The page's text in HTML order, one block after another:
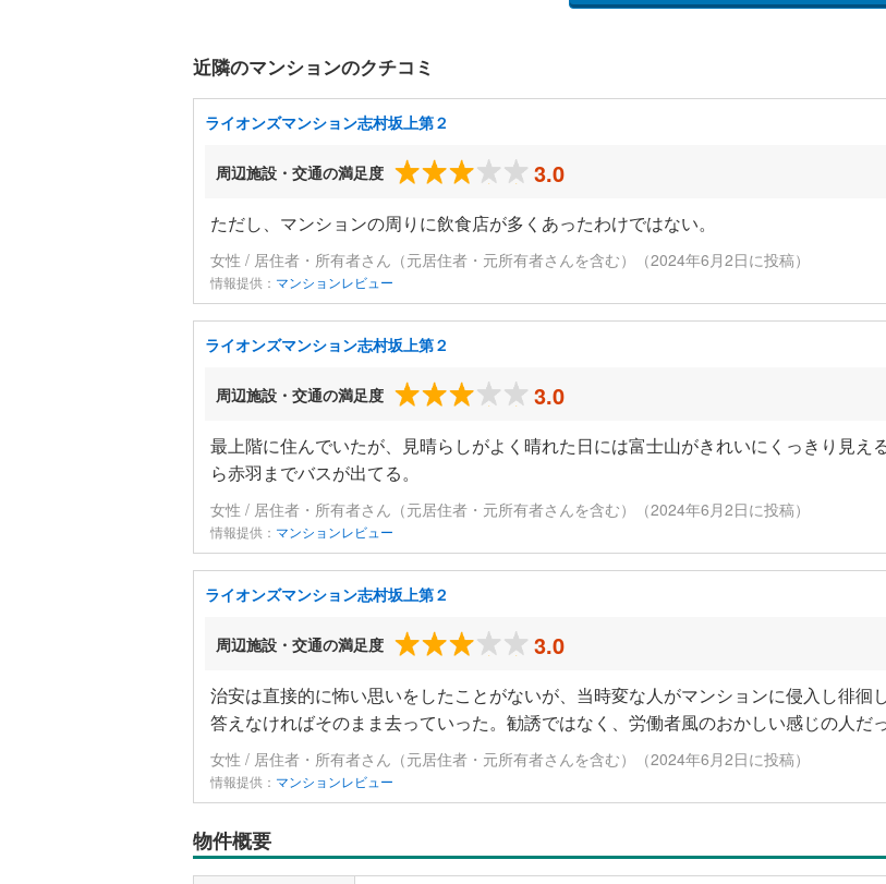
近隣のマンションのクチコミ
ライオンズマンション志村坂上第２
周辺施設・交通の満足度 3.0
ただし、マンションの周りに飲食店が多くあったわけではない。
女性 / 居住者・所有者さん（元居住者・元所有者さんを含む）（2024年6月2日に投稿）
情報提供： マンションレビュー
ライオンズマンション志村坂上第２
周辺施設・交通の満足度 3.0
最上階に住んでいたが、見晴らしがよく晴れた日には富士山がきれいにくっきり見え
ら赤羽までバスが出てる。
女性 / 居住者・所有者さん（元居住者・元所有者さんを含む）（2024年6月2日に投稿）
情報提供： マンションレビュー
ライオンズマンション志村坂上第２
周辺施設・交通の満足度 3.0
治安は直接的に怖い思いをしたことがないが、当時変な人がマンションに侵入し徘徊
答えなければそのまま去っていった。勧誘ではなく、労働者風のおかしい感じの人だっ
女性 / 居住者・所有者さん（元居住者・元所有者さんを含む）（2024年6月2日に投稿）
情報提供： マンションレビュー
物件概要